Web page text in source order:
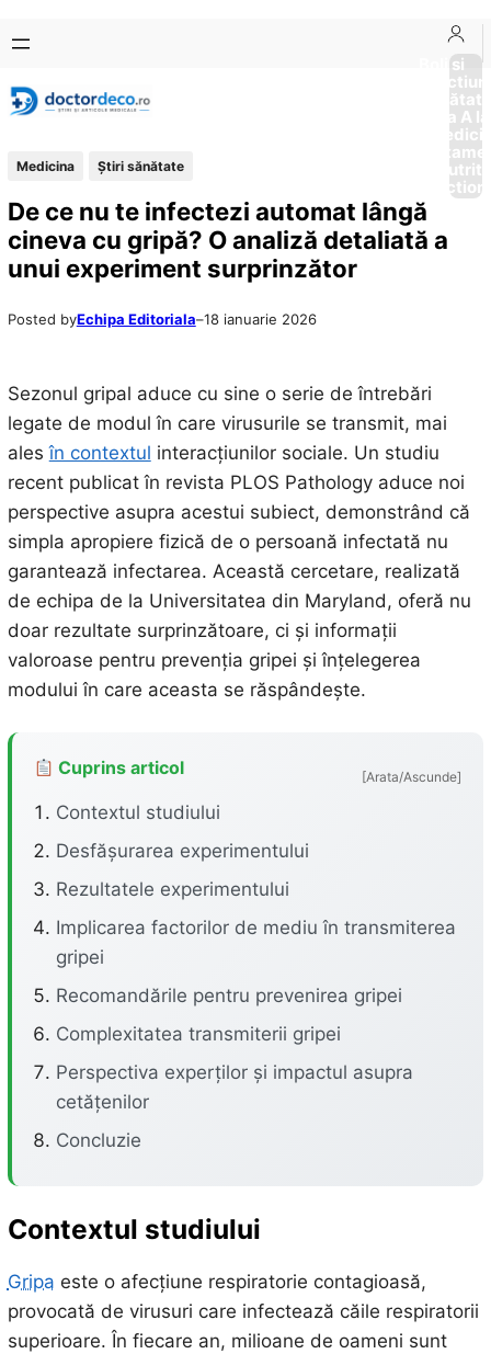
conținut
content
Boli si
Afectiuni
Sănătate
de la A
Medicina Ştiri sănătate
De ce nu te infectezi automat lângă
cineva cu gripă? O analiză detaliată a
unui experiment surprinzător
Posted byEchipa Editoriala–18 ianuarie 2026
Sezonul gripal aduce cu sine o serie de întrebări
legate de modul în care virusurile se transmit, mai
alesîn contextul interacțiunilor sociale. Un studiu
recent publicat în revista PLOS Pathology aduce noi
perspective asupra acestui subiect, demonstrând că
simpla apropiere fizică de o persoană infectată nu
garantează infectarea. Această cercetare, realizată
de echipa de la Universitatea din Maryland, oferă nu
doar rezultate surprinzătoare, ci și informații
valoroase pentru prevenția gripei și înțelegerea
modului în care aceasta se răspândește.
Cuprins articol [Arata/Ascunde]
Contextul studiului
Desfășurarea experimentului
Rezultatele experimentului
Implicarea factorilor de mediu în transmiterea
gripei
Recomandările pentru prevenirea gripei
Complexitatea transmiterii gripei
Perspectiva experților și impactul asupra
cetățenilor
Concluzie
Contextul studiului
Gripa este o afecțiune respiratorie contagioasă,
provocată de virusuri care infectează căile respiratorii
superioare. În fiecare an, milioane de oameni sunt